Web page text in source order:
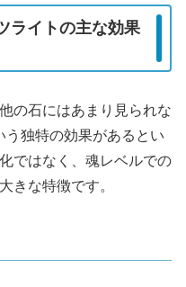
ライトの主な効果
の石にはあまり見られな
う独特の効果があるとい
ではなく、魂レベルでの
きな特徴です。